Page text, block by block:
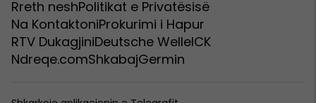
Rreth neshPolitikat e Privatësisë
Na KontaktoniProkurimi i Hapur
RTV DukagjiniDeutsche WelleICK
Ndreqe.comShkabajGermin